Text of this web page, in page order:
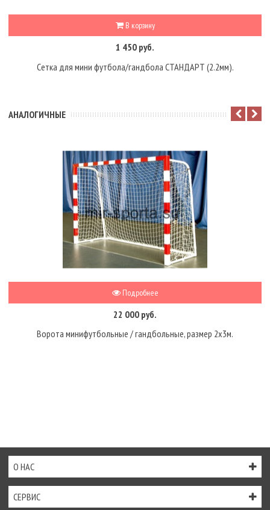
В корзину
1 450 руб.
Сетка для мини футбола/гандбола СТАНДАРТ (2.2мм).
АНАЛОГИЧНЫЕ
Подробнее
22 000 руб.
Ворота минифутбольные / гандбольные, размер 2х3м.
О НАС
СЕРВИС